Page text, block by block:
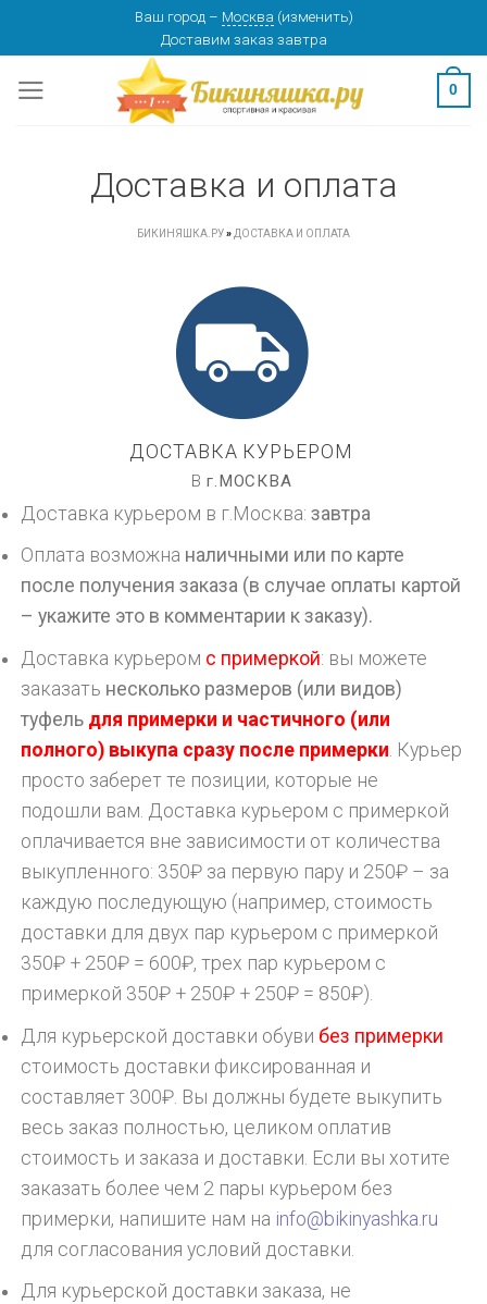
content
Ваш город – Москва (изменить)
Доставим заказ завтра
0
изменить
Доставка и оплата
БИКИНЯШКА.РУ» ДОСТАВКА И ОПЛАТА
ДОСТАВКА КУРЬЕРОМ
Вг.МОСКВА
Доставка курьером в г. Москва: завтра
Оплата возможна наличными или по карте
после получения заказа (в случае оплаты картой
– укажите это в комментарии к заказу).
Доставка курьером с примеркой: вы можете
заказать несколько размеров (или видов)
туфель для примерки и частичного (или
полного) выкупа сразу после примерки. Курьер
просто заберет те позиции, которые не
подошли вам. Доставка курьером с примеркой
оплачивается вне зависимости от количества
выкупленного: 350₽ за первую пару и 250₽ – за
каждую последующую (например, стоимость
доставки для двух пар курьером с примеркой
350₽ + 250₽ = 600₽, трех пар курьером с
примеркой 350₽ + 250₽ + 250₽ = 850₽).
Для курьерской доставки обуви без примерки
стоимость доставки фиксированная и
составляет 300₽. Вы должны будете выкупить
весь заказ полностью, целиком оплатив
стоимость и заказа и доставки. Если вы хотите
заказать более чем 2 пары курьером без
примерки, напишите нам на info@bikinyashka.ru
для согласования условий доставки.
Для курьерской доставки заказа, не